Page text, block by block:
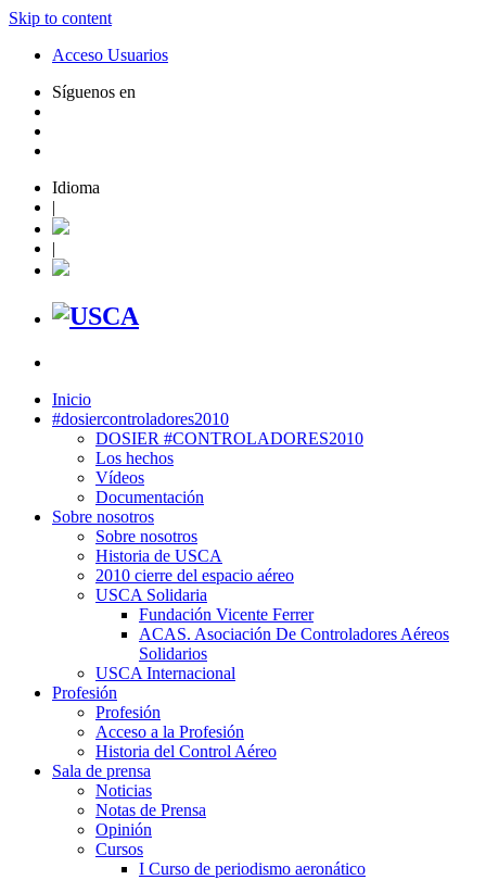
Skip to content
Acceso Usuarios
Síguenos en
Idioma
|
|
Inicio
#dosiercontroladores2010
DOSIER #CONTROLADORES2010
Los hechos
Vídeos
Documentación
Sobre nosotros
Sobre nosotros
Historia de USCA
2010 cierre del espacio aéreo
USCA Solidaria
Fundación Vicente Ferrer
ACAS. Asociación De Controladores Aéreos
Solidarios
USCA Internacional
Profesión
Profesión
Acceso a la Profesión
Historia del Control Aéreo
Sala de prensa
Noticias
Notas de Prensa
Opinión
Cursos
I Curso de periodismo aeronático